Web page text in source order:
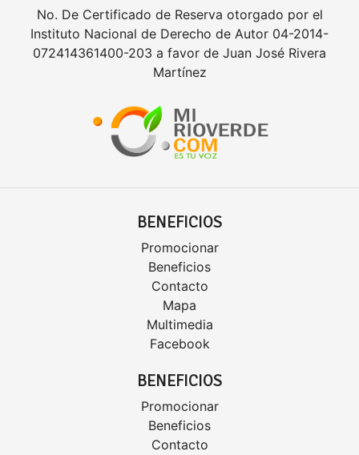
No. De Certificado de Reserva otorgado por el
Instituto Nacional de Derecho de Autor 04-2014-
072414361400-203 a favor de Juan José Rivera
Martínez
BENEFICIOS
Promocionar
Beneficios
Contacto
Mapa
Multimedia
Facebook
BENEFICIOS
Promocionar
Beneficios
Contacto